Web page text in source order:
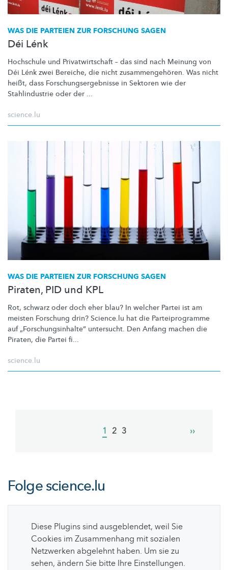
WAS DIE PARTEIEN ZUR FORSCHUNG SAGEN
Déi Lénk
Hochschule und Privatwirtschaft – das sind nach Meinung von
Déi Lénk zwei Bereiche, die nicht zusammengehören. Was nicht
heißt, dass Forschungsergebnisse in Sektoren wie der
Stahlindustrie oder der ...
science.lu
WAS DIE PARTEIEN ZUR FORSCHUNG SAGEN
Piraten, PID und KPL
Rot, schwarz oder doch eher blau? In welcher Partei ist am
meisten Forschung drin? Science.lu hat die Parteiprogramme
auf „Forschungsinhalte“ untersucht. Den Anfang machen die
Piraten, die Partei fi...
science.lu
Current
1 Page
2 Page
3
Next
››
Folgescience.lu
Diese Plugins sind ausgeblendet, weil Sie
Cookies im Zusammenhang mit sozialen
Netzwerken abgelehnt haben. Um sie zu
sehen, ändern Sie bitte Ihre Einstellungen.